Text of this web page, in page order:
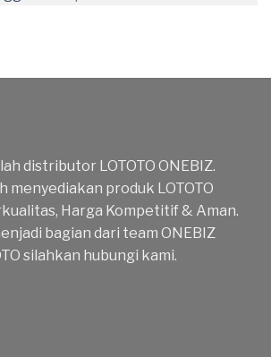
distributor LOTOTO ONEBIZ.
menyediakan produk LOTOTO
Harga Kompetitif & Aman.
bagian dari team ONEBIZ
silahkan hubungi kami.